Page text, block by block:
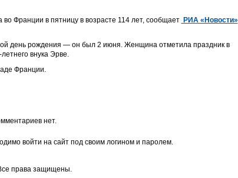
Франции в пятницу в возрасте 114 лет, сообщает РИА «Новости»
день рождения — он был 2 июня. Женщина отметила праздник в
внука Эрве.
Франции.
нет.
войти на сайт под своим логином и паролем.
права защищены.